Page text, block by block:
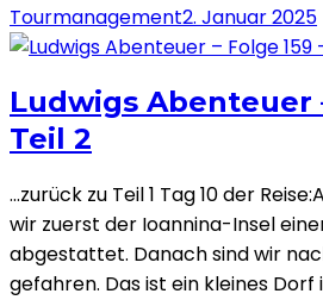
Tourmanagement2. Januar 2025
Ludwigs Abenteuer
Teil 2
…zurück zu Teil 1 Tag 10 der
wir zuerst der Ioannina-Insel
abgestattet. Danach sind wir
gefahren. Das ist ein kleines Dorf